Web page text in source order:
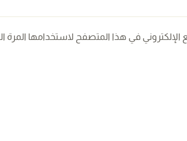
الإلكتروني في هذا المتصفح لاستخدامها المرة